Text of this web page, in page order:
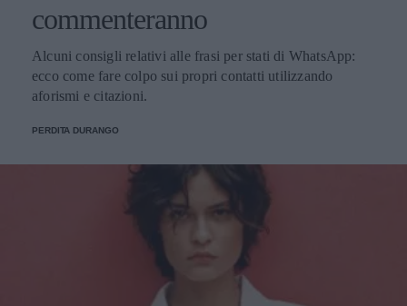
commenteranno
Alcuni consigli relativi alle frasi per stati di WhatsApp:
ecco come fare colpo sui propri contatti utilizzando
aforismi e citazioni.
PERDITA DURANGO